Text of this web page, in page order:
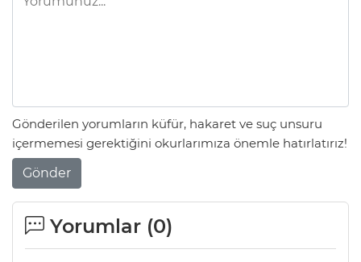
Gönderilen yorumların küfür, hakaret ve suç unsuru
içermemesi gerektiğini okurlarımıza önemle hatırlatırız!
Gönder
Yorumlar (0)